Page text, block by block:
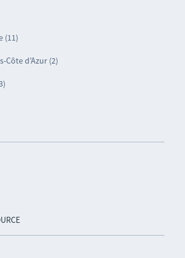
(11)
Côte d’Azur (2)